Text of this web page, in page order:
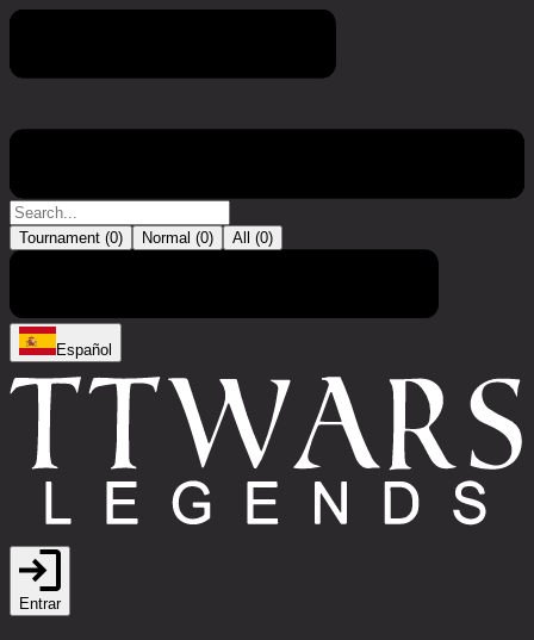
Español
Entrar
Torneo
Tournament (0) Normal (0) All (0)